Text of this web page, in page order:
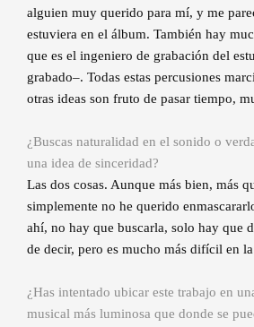
alguien muy querido para mí, y me
estuviera en el álbum. También hay
que es el ingeniero de grabación del
grabado–. Todas estas percusiones
otras ideas son fruto de pasar tiempo,
¿Buscas naturalidad en el sonido o
una idea de sinceridad?
Las dos cosas. Aunque más bien, más
simplemente no he querido
ahí, no hay que buscarla, solo hay que
de decir, pero es mucho más difícil en
¿Has intentado ubicar este trabajo en
musical más luminosa que donde se